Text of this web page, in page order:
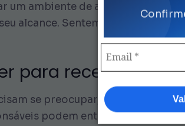
um ambiente de aprendizado
alcance. Sentem-se mais
para receber a
se preocupar, pois as
podem entrar em contato